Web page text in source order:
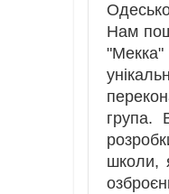
Нам
група.
школи,